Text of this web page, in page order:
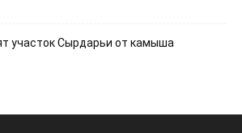
участок Сырдарьи от камыша